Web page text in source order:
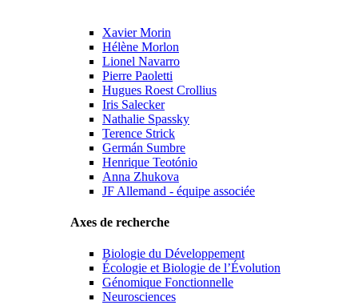
Xavier Morin
Hélène Morlon
Lionel Navarro
Pierre Paoletti
Hugues Roest Crollius
Iris Salecker
Nathalie Spassky
Terence Strick
Germán Sumbre
Henrique Teotónio
Anna Zhukova
JF Allemand - équipe associée
Axes de recherche
Biologie du Développement
Écologie et Biologie de l’Évolution
Génomique Fonctionnelle
Neurosciences